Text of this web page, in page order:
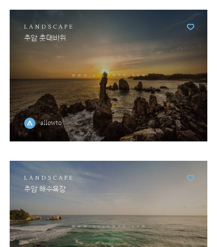
LANDSCAPE
추암 촛대바위
allowto
LANDSCAPE
추암 해수욕장